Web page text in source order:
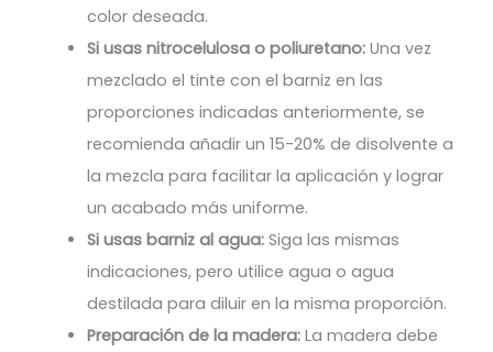
color deseada.
Si usas nitrocelulosa o poliuretano:Una vez
mezclado el tinte con el barniz en las
proporciones indicadas anteriormente, se
recomienda añadir un 15-20% de disolvente a
la mezcla para facilitar la aplicación y lograr
un acabado más uniforme.
Si usas barniz al agua:Siga las mismas
indicaciones, pero utilice agua o agua
destilada para diluir en la misma proporción.
Preparación de la madera:La madera debe